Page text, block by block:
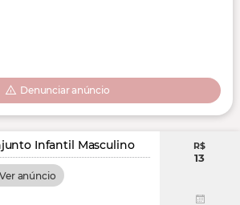
Denunciar anúncio
Infantil Masculino
Ver anúncio
R$
13